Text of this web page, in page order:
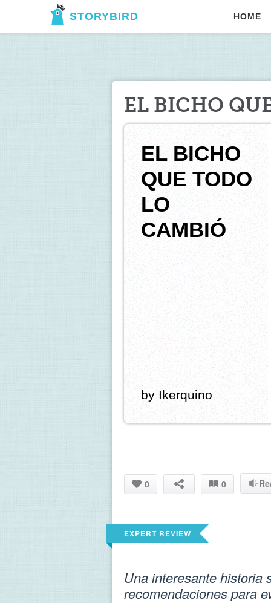
STORYBIRD HOME
EL BICHO
EL BICHO
QUE TODO
LO
CAMBIÓ
by Ikerquino
0 0
EXPERT REVIEW
Una interesante historia
recomendaciones para